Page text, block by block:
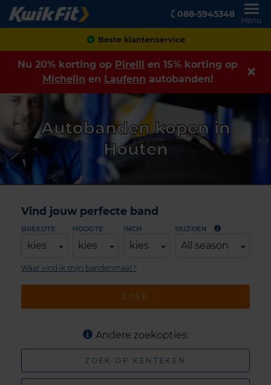
088-5945348
Menu
Achteraf betalen
Nu 20% korting op Pirelli en 15% korting op
Michelin en Laufenn autobanden!
Autobanden kopen in
Houten
Vind jouw perfecte band
BREEDTE
kies
HOOGTE
kies
INCH
kies
SEIZOEN
All season
ZOEK
Waar vind ik mijn bandenmaat?
Andere zoekopties:
ZOEK OP KENTEKEN